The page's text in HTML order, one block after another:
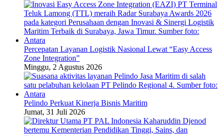
Percepatan Layanan Logistik Nasional Lewat “Easy Access
Zone Integration”
Minggu, 2 Agustus 2026
Pelindo Perkuat Kinerja Bisnis Maritim
Jumat, 31 Juli 2026